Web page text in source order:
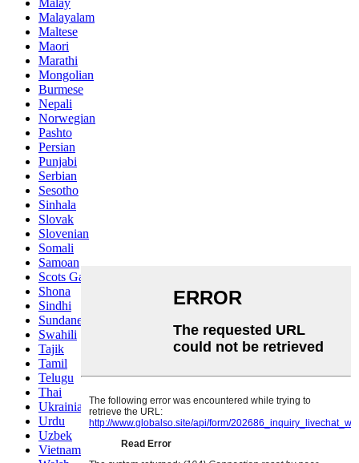
Malay
Malayalam
Maltese
Maori
Marathi
Mongolian
Burmese
Nepali
Norwegian
Pashto
Persian
Punjabi
Serbian
Sesotho
Sinhala
Slovak
Slovenian
Somali
Samoan
Scots Gaelic
Shona
Sindhi
Sundanese
Swahili
Tajik
Tamil
Telugu
Thai
Ukrainian
Urdu
Uzbek
Vietnamese